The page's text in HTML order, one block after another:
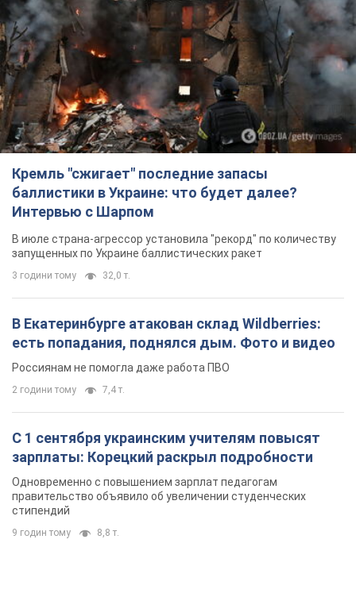
Кремль "сжигает" последние запасы
баллистики в Украине: что будет далее?
Интервью с Шарпом
В июле страна-агрессор установила "рекорд" по количеству
запущенных по Украине баллистических ракет
3 години тому 32,0 т.
В Екатеринбурге атакован склад Wildberries:
есть попадания, поднялся дым. Фото и видео
Россиянам не помогла даже работа ПВО
2 години тому 7,4 т.
С 1 сентября украинским учителям повысят
зарплаты: Корецкий раскрыл подробности
Одновременно с повышением зарплат педагогам
правительство объявило об увеличении студенческих
стипендий
9 годин тому 8,8 т.